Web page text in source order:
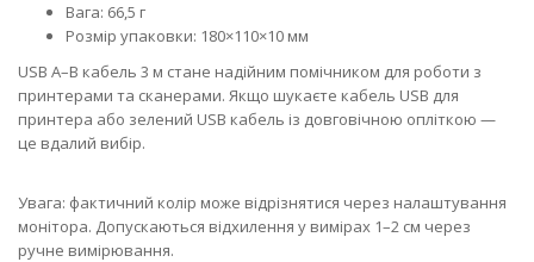
Вага: 66,5 г
Розмір упаковки: 180×110×10 мм
USB A–B кабель 3 м стане надійним помічником для роботи з
принтерами та сканерами. Якщо шукаєте кабель USB для
принтера або зелений USB кабель із довговічною опліткою —
це вдалий вибір.
Увага: фактичний колір може відрізнятися через налаштування
монітора. Допускаються відхилення у вимірах 1–2 см через
ручне вимірювання.